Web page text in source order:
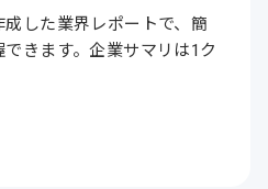
した業界レポートで、簡
きます。企業サマリは1ク